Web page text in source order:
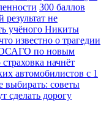
300 баллов
не
учёного Никиты
известно о трагедии
по новым
начнёт
автомобилистов с 1
выбирать: советы
сделать дорогу